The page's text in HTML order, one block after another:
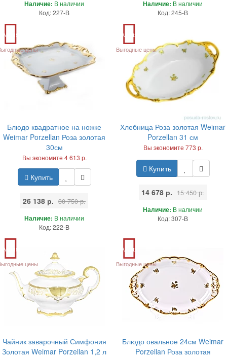
Наличие: В наличии
Код: 227-B
Наличие: В наличии
Код: 245-B
Акция
цены
Блюдо квадратное на ножке
Weimar Porzellan Роза золотая
30см
Вы экономите 4 613 р.
Купить
26 138 р. 30 750 р.
Наличие: В наличии
Код: 222-B
Акция
Выгодные цены
Хлебница Роза золотая Weimar
Porzellan 31 см
Вы экономите 773 р.
Купить
14 678 р. 15 450 р.
Наличие: В наличии
Код: 307-B
Акция
цены
Чайник заварочный Симфония
Золотая Weimar Porzellan 1,2 л
Акция
Выгодные цены
Блюдо овальное 24см Weimar
Porzellan Роза золотая